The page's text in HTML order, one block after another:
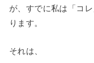
が、すでに私は「コ
ります。
それは、